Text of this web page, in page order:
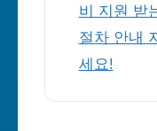
비 지원 받
절차 안내
세요!